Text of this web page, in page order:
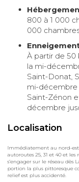
800 à 1 000
000
À partir de 50
la mi-
Saint-Donat,
mi-décembre
Saint-Zénon
décembre
Localisation
Immédiatement au nord-
autoroutes 25, 31 et 40 et les
s’engager sur le réseau
portion la plus pittoresque
relief est plus accidenté.